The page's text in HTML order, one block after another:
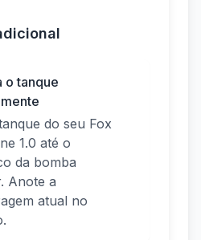
o tanque
do seu Fox
1.0 até o
da bomba
Anote a
atual no